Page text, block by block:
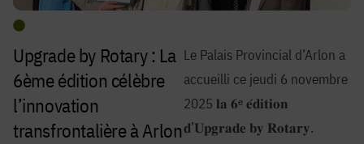
Upgrade by Rotary : La
6ème édition célèbre
l’innovation
transfrontalière à Arlon
Le Palais Provincial d’Arlon a
accueilli ce jeudi 6 novembre
2025 𝐥𝐚 𝟔ᵉ 𝐞́𝐝𝐢𝐭𝐢𝐨𝐧
𝐝’𝐔𝐩𝐠𝐫𝐚𝐝𝐞 𝐛𝐲 𝐑𝐨𝐭𝐚𝐫𝐲.